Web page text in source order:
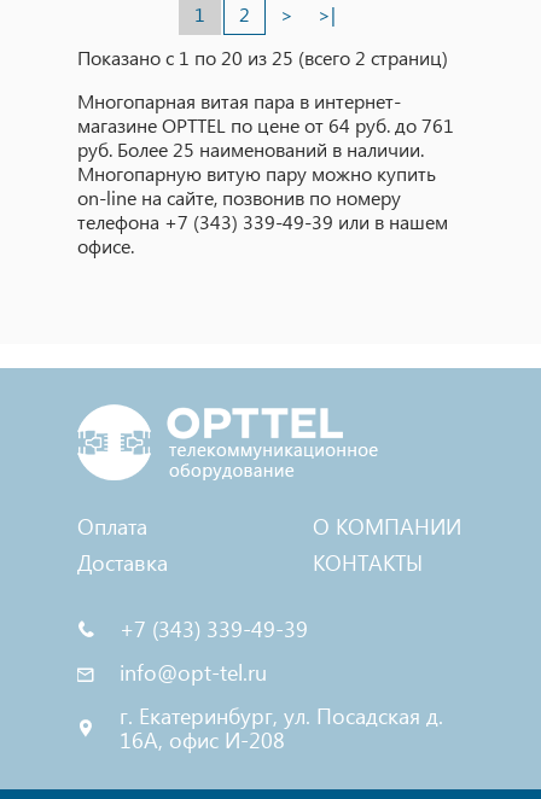
1 2 >
>|
Показано с 1 по 20 из 25 (всего 2 страниц)
Многопарная витая пара в интернет-
магазине OPTTEL по цене от 64 руб. до 761
руб. Более 25 наименований в наличии.
Многопарную витую пару можно купить
on-line на сайте, позвонив по номеру
телефона +7 (343) 339-49-39 или в нашем
офисе.
Оплата
Доставка
О КОМПАНИИ
КОНТАКТЫ
+7 (343) 339-49-39
info@opt-tel.ru
г. Екатеринбург, ул. Посадская д.
16А, офис И-208